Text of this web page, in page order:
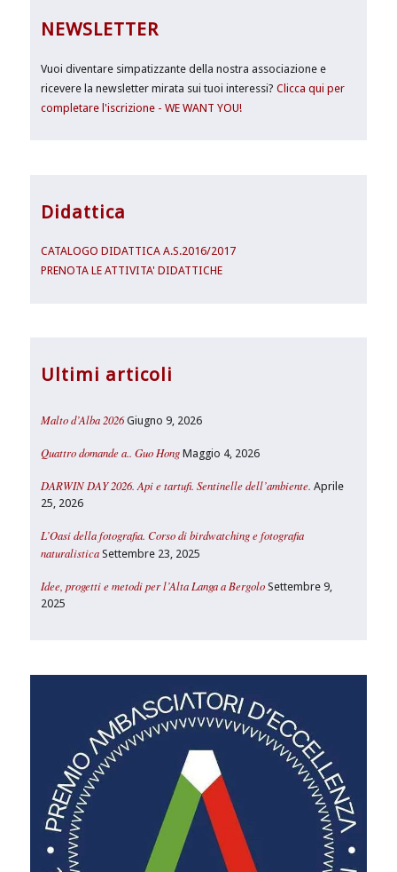
NEWSLETTER
Vuoi diventare simpatizzante della nostra associazione e
ricevere la newsletter mirata sui tuoi interessi?Clicca qui per
completare l'iscrizione - WE WANT YOU!
Didattica
CATALOGO DIDATTICA A.S.2016/2017
PRENOTA LE ATTIVITA' DIDATTICHE
Ultimi articoli
Malto d’Alba 2026 Giugno 9, 2026
Quattro domande a.. Guo Hong Maggio 4, 2026
DARWIN DAY 2026. Api e tartufi. Sentinelle dell’ambiente. Aprile
25, 2026
L’Oasi della fotografia. Corso di birdwatching e fotografia
naturalistica Settembre 23, 2025
Idee, progetti e metodi per l’Alta Langa a Bergolo Settembre 9,
2025